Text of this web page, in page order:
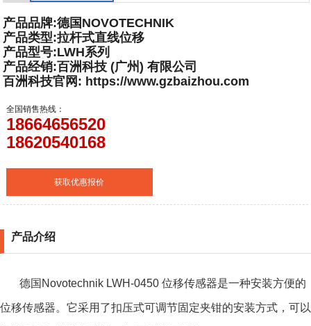
产品品牌:德国NOVOTECHNIK
产品类型:拉杆式直线位移
产品型号:LWH系列
产品经销:百洲科技 (广州) 有限公司
百洲科技官网: https://www.gzbaizhou.com
全国销售热线：
18664656520
18620540168
获取优惠报价
产品介绍
德国Novotechnik LWH-0450 位移传感器是一种安装方便的
位移传感器。它采用了扣压式可调节固定夹钳的安装方式，可以